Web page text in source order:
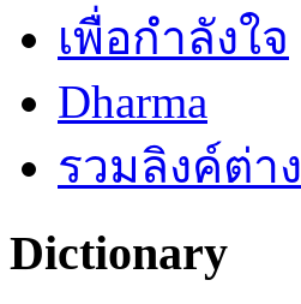
เพื่อกำลังใจ
Dharma
รวมลิงค์ต่า
Dictionary